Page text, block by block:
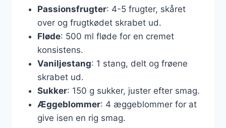
Passionsfrugter: 4-5 frugter, skåret
over og frugtkødet skrabet ud.
Fløde: 500 ml fløde for en cremet
konsistens.
Vaniljestang: 1 stang, delt og frøene
skrabet ud.
Sukker: 150 g sukker, juster efter smag.
Æggeblommer: 4 æggeblommer for at
give isen en rig smag.